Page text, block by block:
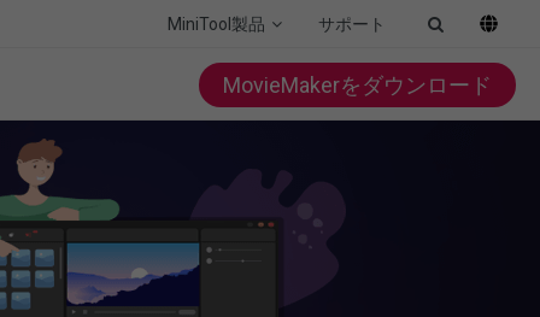
MiniTool製品 サポート
MovieMakerをダウンロード